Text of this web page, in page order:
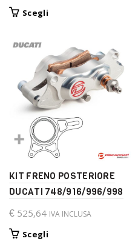
ScegliQuesto
più
varianti.
Le
opzioni
possono
essere
scelte
nella
pagina
del
prodotto
KIT FRENO POSTERIORE
DUCATI 748/916/996/998
€525,64 IVA INCLUSA
ScegliQuesto